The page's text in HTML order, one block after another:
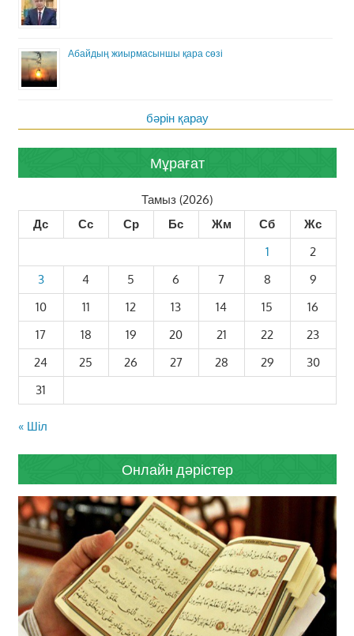
Абайдың жиырмасыншы қара сөзі
бәрін қарау
Мұрағат
Тамыз (2026)
Дс
Сс Ср Бс Жм Сб
Жс
1
2
3
4 5 6 7 8
9
10
11 12 13 14 15
16
17
18 19 20 21 22
23
24
25 26 27 28 29
30
31
« Шіл
Онлайн дәрістер